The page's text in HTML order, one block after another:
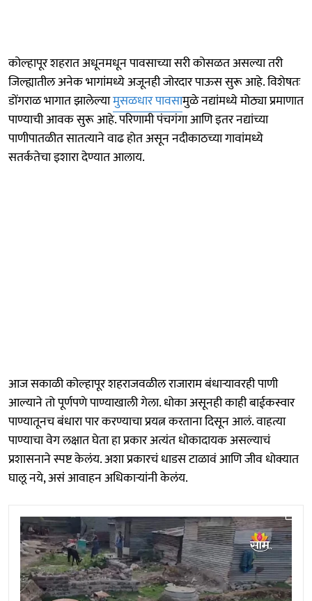
कोल्हापूर शहरात अधूनमधून पावसाच्या सरी कोसळत असल्या तरी
जिल्ह्यातील अनेक भागांमध्ये अजूनही जोरदार पाऊस सुरू आहे. विशेषतः
डोंगराळ भागात झालेल्यामुसळधार पावसामुळे नद्यांमध्ये मोठ्या प्रमाणात
पाण्याची आवक सुरू आहे. परिणामी पंचगंगा आणि इतर नद्यांच्या
पाणीपातळीत सातत्याने वाढ होत असून नदीकाठच्या गावांमध्ये
सतर्कतेचा इशारा देण्यात आलाय.
आज सकाळी कोल्हापूर शहराजवळील राजाराम बंधाऱ्यावरही पाणी
आल्याने तो पूर्णपणे पाण्याखाली गेला. धोका असूनही काही बाईकस्वार
पाण्यातूनच बंधारा पार करण्याचा प्रयत्न करताना दिसून आलं. वाहत्या
पाण्याचा वेग लक्षात घेता हा प्रकार अत्यंत धोकादायक असल्याचं
प्रशासनाने स्पष्ट केलंय. अशा प्रकारचं धाडस टाळावं आणि जीव धोक्यात
घालू नये, असं आवाहन अधिकाऱ्यांनी केलंय.